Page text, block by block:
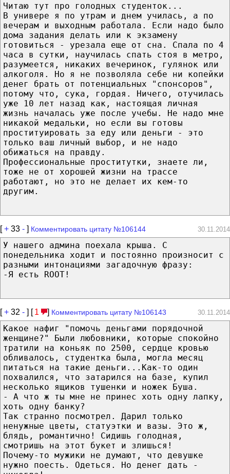
Читаю тут про голодных студенток...
В универе я по утрам и днем училась, а по
вечерам и выходным работала. Если надо было
дома задания делать или к экзамену
готовиться - урезала еще от сна. Спала по 4
часа в сутки, научилась спать стоя в метро,
разумеется, никаких вечеринок, гулянок или
алкоголя. Но я не позволяла себе ни копейки
денег брать от потенциальных "спонсоров",
потому что, сука, гордая. Ничего, отучилась
уже 10 лет назад как, настоящая личная
жизнь началась уже после учебы. Не надо мне
никакой медальки, но если вы готовы
проституировать за еду или деньги - это
только ваш личный выбор, и не надо
обижаться на правду.
Профессиональные проститутки, знаете ли,
тоже не от хорошей жизни на трассе
работают, но это не делает их кем-то
другим.
[+ 33 - ] Комментировать цитату №106144 30.11.2014
У нашего админа поехала крыша. С
понедельника ходит и постоянно произносит с
разными интонациями загадочную фразу:
-Я есть ROOT!
[+ 32 - ] [ 1 ] Комментировать цитату №106143 30.11.2014
Какое нафиг "помочь деньгами порядочной
женщине?" Были любовники, которые спокойно
тратили на коньяк по 2500, сердце кровью
обливалось, студентка была, могла месяц
питаться на такие деньги...Как-то один
похвалился, что затарился на базе, купил
несколько ящиков тушенки и ножек Буша.
- А что ж ты мне не принес хоть одну лапку,
хоть одну банку?
Так странно посмотрел. Дарил только
ненужные цветы, статуэтки и вазы. Это ж,
блядь, романтично! Сидишь голодная,
смотришь на этот букет и злишься!
Почему-то мужики не думают, что девушке
нужно поесть. Одеться. Но денег дать -